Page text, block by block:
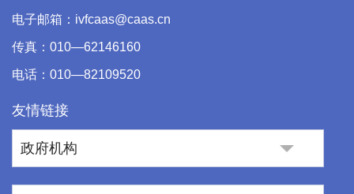
电子邮箱：ivfcaas@caas.cn
传真：010—62146160
电话：010—82109520
友情链接
政府机构